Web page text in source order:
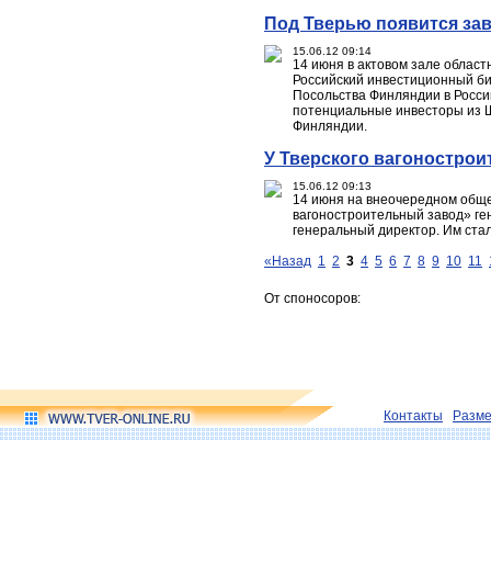
Под Тверью появится
15.06.12 09:14
14 июня в актовом зале
Российский инвестиционный
Посольства Финляндии в
потенциальные инвесторы
Финляндии.
У Тверского
15.06.12 09:13
14 июня на внеочередном
вагоностроительный завод»
генеральный директор. Им
«Назад 1 2 3 4 5 6 7 8 9 10 11
От споносоров:
Контакты